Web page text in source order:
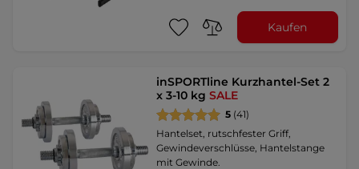
Kaufen
inSPORTline Kurzhantel-Set 2
x 3-10 kgSALE
5 (41)
Hantelset, rutschfester Griff,
Gewindeverschlüsse, Hantelstange
mit Gewinde.